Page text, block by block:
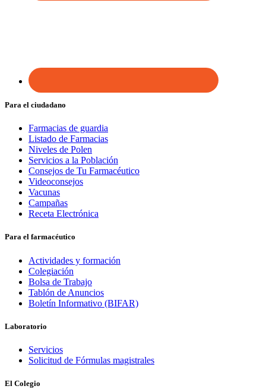
Para el ciudadano
Farmacias de guardia
Listado de Farmacias
Niveles de Polen
Servicios a la Población
Consejos de Tu Farmacéutico
Videoconsejos
Vacunas
Campañas
Receta Electrónica
Para el farmacéutico
Actividades y formación
Colegiación
Bolsa de Trabajo
Tablón de Anuncios
Boletín Informativo (BIFAR)
Laboratorio
Servicios
Solicitud de Fórmulas magistrales
El Colegio